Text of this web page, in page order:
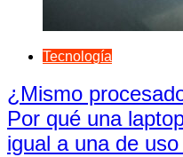
Tecnología
¿Mismo
Por qué una
igual a una de